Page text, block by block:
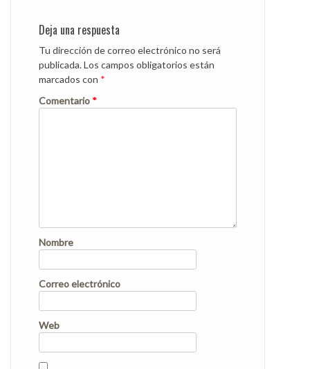
Deja una respuesta
Tu dirección de correo electrónico no será
publicada.Los campos obligatorios están
marcados con *
Comentario *
Nombre
Correo electrónico
Web